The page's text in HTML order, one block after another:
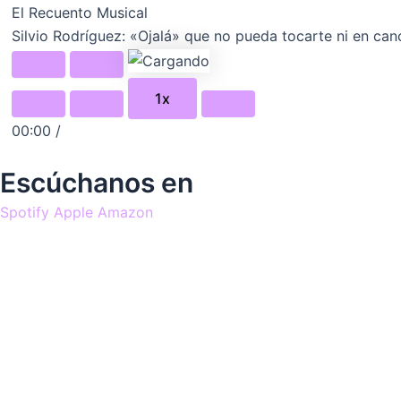
El Recuento Musical
Silvio Rodríguez: «Ojalá» que no pueda tocarte ni en
1x
00:00 /
Escúchanos en
Spotify Apple Amazon